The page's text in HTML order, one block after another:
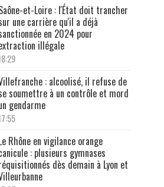
et-Loire : l'État doit trancher
une carrière qu'il a déjà
en 2024 pour
illégale
: alcoolisé, il refuse de
soumettre à un contrôle et mord
gendarme
Rhône en vigilance orange
: plusieurs gymnases
dès demain à Lyon et